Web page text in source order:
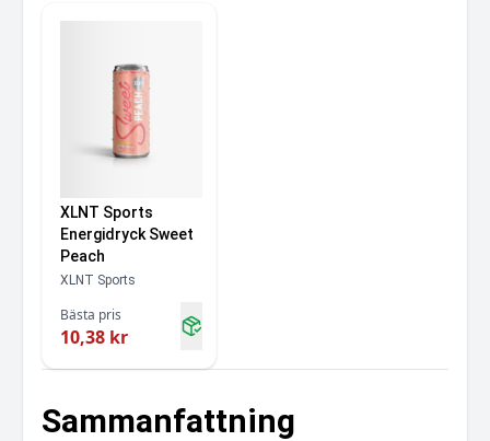
XLNT Sports
Energidryck Sweet
Peach
XLNT Sports
Bästa pris
10,38 kr
Sammanfattning